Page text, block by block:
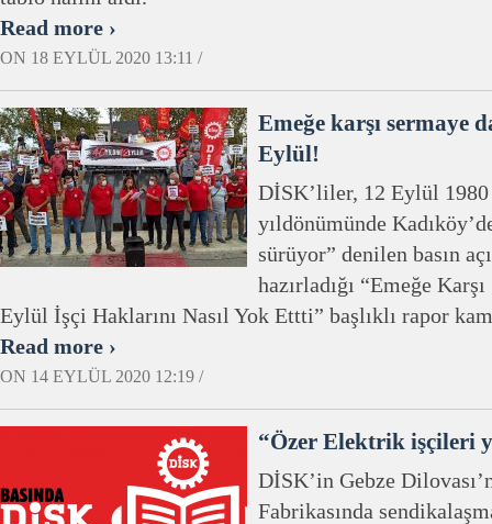
Read more ›
ON 18 EYLÜL 2020 13:11 /
Emeğe karşı sermaye
Eylül!
DİSK’liler, 12 Eylül
yıldönümünde
sürüyor” denilen basın
hazırladığı “Emeğe
Eylül İşçi Haklarını Nasıl Yok Ettti” başlıklı rapor
Read more ›
ON 14 EYLÜL 2020 12:19 /
“Özer Elektrik işçileri
DİSK’in Gebze
Fabrikasında